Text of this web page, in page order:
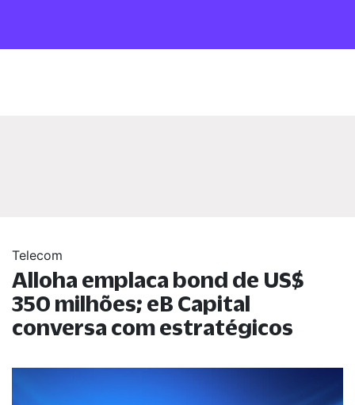
Telecom
Alloha emplaca bond de US$
350 milhões; eB Capital
conversa com estratégicos